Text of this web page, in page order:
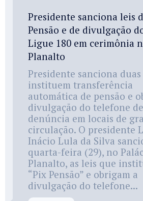
Presidente sanciona leis
Pensão e de divulgação
Ligue 180 em cerimônia
Planalto
Presidente sanciona
instituem transferência
automática de pensão e
divulgação do telefone de
denúncia em locais de
circulação. O presidente
Inácio Lula da Silva
quarta-feira (29), no
Planalto, as leis que
“Pix Pensão” e obrigam a
divulgação do telefone...